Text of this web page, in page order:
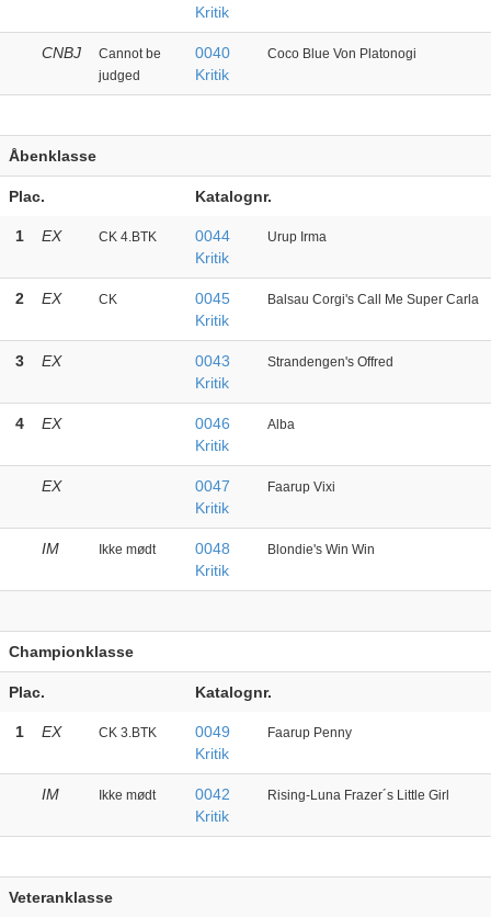
Kritik
CNBJ
Cannot be
judged
0040
Kritik
Coco Blue Von Platonogi
Åbenklasse
Plac. Katalognr.
1 EX CK 4.BTK
0044
Kritik
Urup Irma
2 EX CK
0045
Kritik
Balsau Corgi's Call Me Super Carla
3 EX
0043
Kritik
Strandengen's Offred
4 EX
0046
Kritik
Alba
EX
0047
Kritik
Faarup Vixi
IM Ikke mødt
0048
Kritik
Blondie's Win Win
Championklasse
Plac. Katalognr.
1 EX CK 3.BTK
0049
Kritik
Faarup Penny
IM Ikke mødt
0042
Kritik
Rising-Luna Frazer´s Little Girl
Veteranklasse